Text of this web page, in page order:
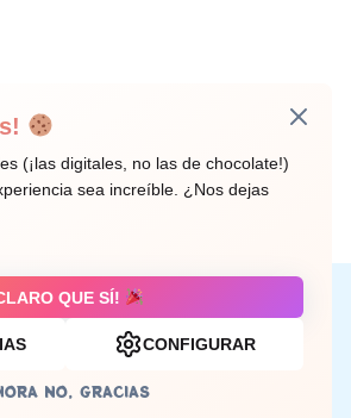
(¡las digitales, no las de chocolate!)
sea increíble. ¿Nos dejas
QUE SÍ!
CONFIGURAR
NO, GRACIAS